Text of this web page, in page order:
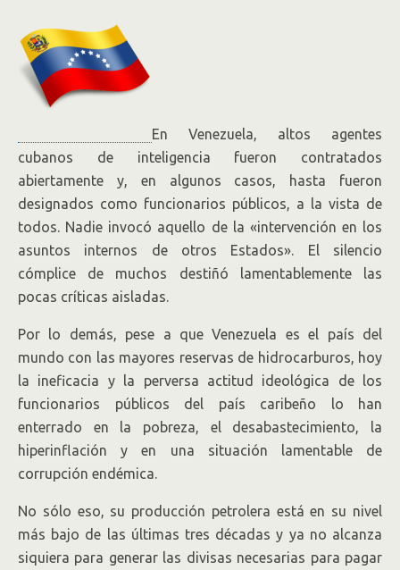
En Venezuela, altos agentes
cubanos de inteligencia fueron contratados
abiertamente y, en algunos casos, hasta fueron
designados como funcionarios públicos, a la vista de
todos. Nadie invocó aquello de la «intervención en los
asuntos internos de otros Estados». El silencio
cómplice de muchos destiñó lamentablemente las
pocas críticas aisladas.
Por lo demás, pese a que Venezuela es el país del
mundo con las mayores reservas de hidrocarburos, hoy
la ineficacia y la perversa actitud ideológica de los
funcionarios públicos del país caribeño lo han
enterrado en la pobreza, el desabastecimiento, la
hiperinflación y en una situación lamentable de
corrupción endémica.
No sólo eso, su producción petrolera está en su nivel
más bajo de las últimas tres décadas y ya no alcanza
siquiera para generar las divisas necesarias para pagar